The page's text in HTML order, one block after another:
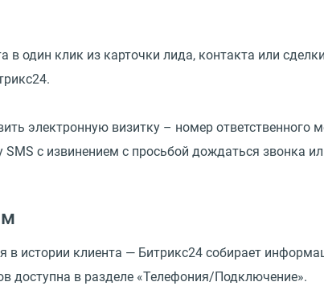
один клик из карточки лида, контакта или
электронную визитку – номер ответственного
SMS с извинением с просьбой дождаться звонка
истории клиента — Битрикс24 собирает
доступна в разделе «Телефония/Подключение».